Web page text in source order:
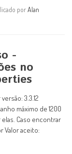
porAlan
-
no
3.3.12
máximo de 1200
elas. Caso encontrar
Valor aceito: